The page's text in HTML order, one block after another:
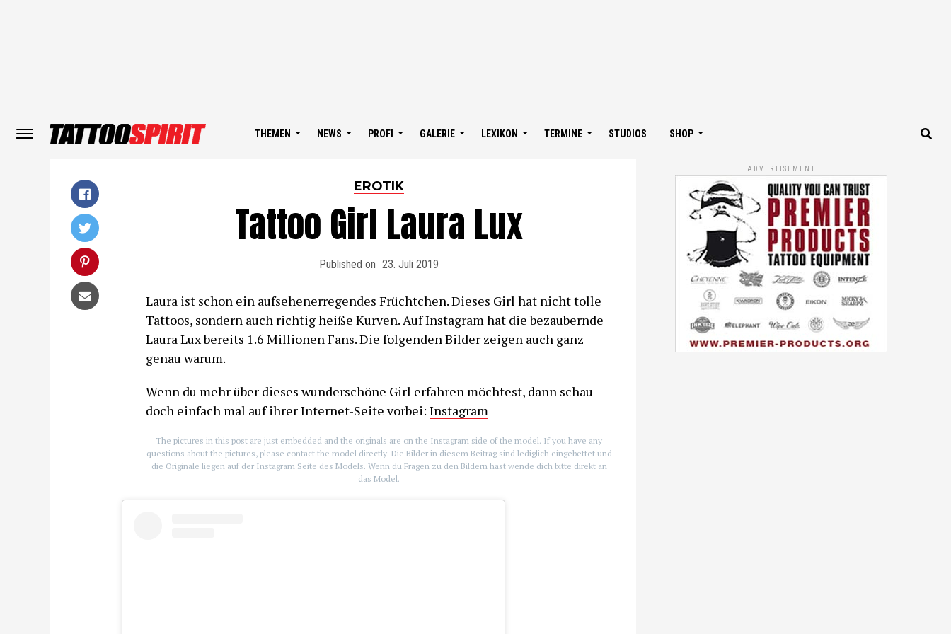
THEMEN NEWS PROFI GALERIE LEXIKON TERMINE STUDIOS SHOP
EROTIK
Tattoo Girl Laura Lux
Published on 23. Juli 2019
Laura ist schon ein aufsehenerregendes Früchtchen. Dieses Girl hat nicht tolle
Tattoos, sondern auch richtig heiße Kurven. Auf Instagram hat die bezaubernde
Laura Lux bereits 1.6 Millionen Fans. Die folgenden Bilder zeigen auch ganz
genau warum.
Wenn du mehr über dieses wunderschöne Girl erfahren möchtest, dann schau
doch einfach mal auf ihrer Internet-Seite vorbei: Instagram
The pictures in this post are just embedded and the originals are on the Instagram side of the model. If you have any
questions about the pictures, please contact the model directly. Die Bilder in diesem Beitrag sind lediglich eingebettet und
die Originale liegen auf der Instagram Seite des Models. Wenn du Fragen zu den Bildern hast wende dich bitte direkt an
das Model.
ADVERTISEMENT